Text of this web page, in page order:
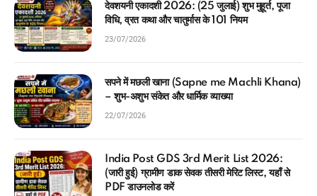
देवशयनी एकादशी 2026: (25 जुलाई) शुभ मुहूर्त, पूजा
विधि, व्रत कथा और चातुर्मास के 101 नियम
23/07/2026
सपने में मछली खाना (Sapne me Machli Khana)
– शुभ-अशुभ संकेत और धार्मिक व्याख्या
22/07/2026
India Post GDS 3rd Merit List 2026:
(जारी हुई) ग्रामीण डाक सेवक तीसरी मेरिट लिस्ट, यहाँ से
PDF डाउनलोड करें